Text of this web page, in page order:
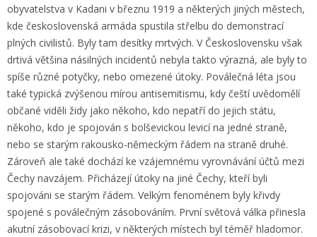
obyvatelstva v Kadani v březnu 1919 a některých jiných městech,
kde československá armáda spustila střelbu do demonstrací
plných civilistů. Byly tam desítky mrtvých. V Československu však
drtivá většina násilných incidentů nebyla takto výrazná, ale byly to
spíše různé potyčky, nebo omezené útoky. Poválečná léta jsou
také typická zvýšenou mírou antisemitismu, kdy čeští uvědomělí
občané viděli židy jako někoho, kdo nepatří do jejich státu,
někoho, kdo je spojován s bolševickou levicí na jedné straně,
nebo se starým rakousko-německým řádem na straně druhé.
Zároveň ale také dochází ke vzájemnému vyrovnávání účtů mezi
Čechy navzájem. Přicházejí útoky na jiné Čechy, kteří byli
spojováni se starým řádem. Velkým fenoménem byly křivdy
spojené s poválečným zásobováním. První světová válka přinesla
akutní zásobovací krizi, v některých místech byl téměř hladomor.